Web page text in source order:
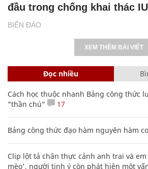
BIỂN ĐẢO
đầu trong chống khai thác
XEM THÊM BÀI VIẾT
Đọc nhiều
Cách học thuộc nhanh Bảng công thức
"thần chú"
17
Bảng công thức đạo hàm nguyên hàm
Clip lột tả chân thực cảnh anh trai và
mèo', người tinh ý còn phát hiện một